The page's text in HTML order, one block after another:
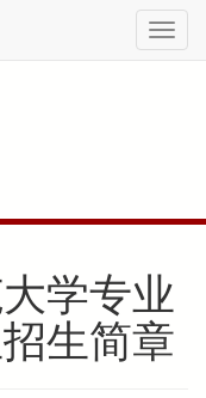
Toggle
学专业
生简章